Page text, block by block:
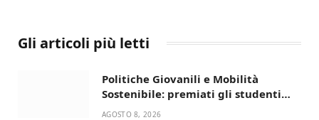
Gli articoli più letti
Politiche Giovanili e Mobilità
Sostenibile: premiati gli studenti
universitari del bando “La strada
AGOSTO 8, 2026